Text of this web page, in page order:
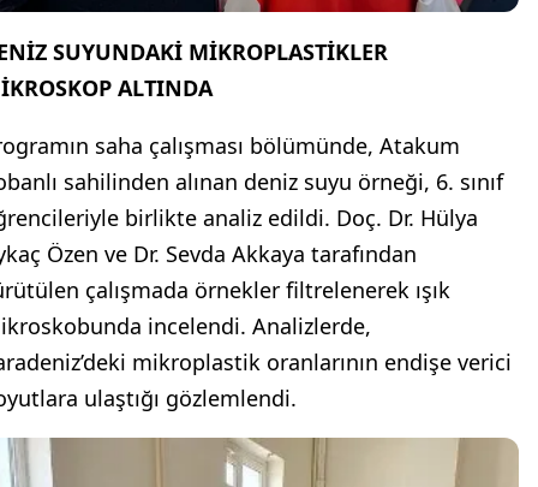
SUYUNDAKİ MİKROPLASTİKLER
ALTINDA
saha çalışması bölümünde, Atakum
sahilinden alınan deniz suyu örneği, 6. sınıf
birlikte analiz edildi. Doç. Dr. Hülya
Özen ve Dr. Sevda Akkaya tarafından
çalışmada örnekler filtrelenerek ışık
incelendi. Analizlerde,
mikroplastik oranlarının endişe verici
ulaştığı gözlemlendi.